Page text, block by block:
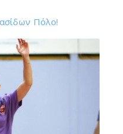
Πόλο!